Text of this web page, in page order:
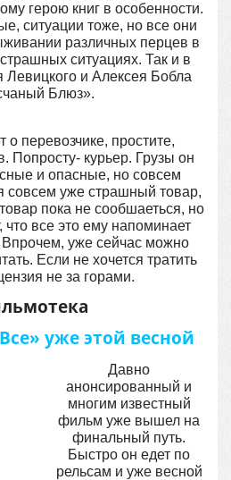
герою книг в особенности.
ситуации тоже, но все они
различных перцев в
ситуациях. Так и в
Левицкого и Алексея Бобла
Блюз».
о перевозчике, простите,
Попросту- курьер. Грузы он
и опасные, но совсем
совсем уже страшный товар,
пока не сообшаеться, но
что все это ему напоминает
уже сейчас можно
Если не хочется тратить
не за горами.
уже этой весной
Давно
анонсированный и
многим известный
фильм уже вышел на
финальный путь.
Быстро он едет по
рельсам и уже весной